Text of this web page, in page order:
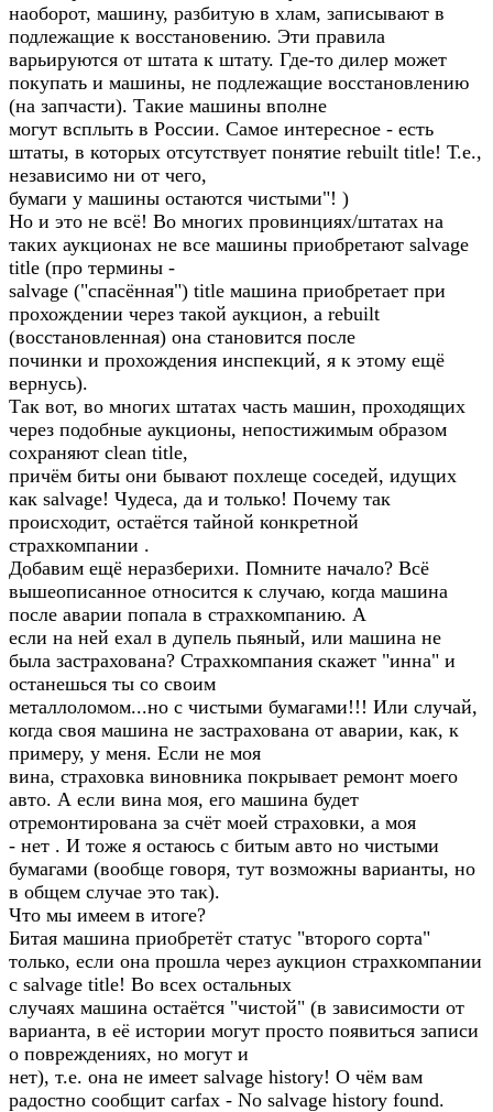
наоборот, машину, разбитую в хлам, записывают в
подлежащие к восстановению. Эти правила
варьируются от штата к штату. Где-то дилер может
покупать и машины, не подлежащие восстановлению
(на запчасти). Такие машины вполне
могут всплыть в России. Самое интересное - есть
штаты, в которых отсутствует понятие rebuilt title! Т.е.,
независимо ни от чего,
бумаги у машины остаются чистыми"! )
Но и это не всё! Во многих провинциях/штатах на
таких аукционах не все машины приобретают salvage
title (про термины -
salvage ("спасённая") titlе машина приобретает при
прохождении через такой аукцион, a rebuilt
(восстановленная) она становится после
починки и прохождения инспекций, я к этому ещё
вернусь).
Так вот, во многих штатах часть машин, проходящих
через подобные аукционы, непостижимым образом
сохраняют clean title,
причём биты они бывают похлеще соседей, идущих
как salvage! Чудеса, да и только! Почему так
происходит, остаётся тайной конкретной
страхкомпании .
Добавим ещё неразберихи. Помните начало? Всё
вышеописанное относится к случаю, когда машина
после аварии попала в страхкомпанию. А
если на ней ехал в дупель пьяный, или машина не
была застрахована? Страхкомпания скажет "инна" и
останешься ты со своим
металлоломом...но с чистыми бумагами!!! Или случай,
когда своя машина не застрахована от аварии, как, к
примеру, у меня. Если не моя
вина, страховка виновника покрывает ремонт моего
авто. А если вина моя, его машина будет
отремонтирована за счёт моей страховки, а моя
- нет . И тоже я остаюсь с битым авто но чистыми
бумагами (вообще говоря, тут возможны варианты, но
в общем случае это так).
Что мы имеем в итоге?
Битая машина приобретёт статус "второго сорта"
только, если она прошла через аукцион страхкомпании
с salvage title! Во всех остальных
случаях машина остаётся "чистой" (в зависимости от
варианта, в её истории могут просто появиться записи
о повреждениях, но могут и
нет), т.е. она не имеет salvage history! О чём вам
радостно сообщит carfax - No salvage history found.